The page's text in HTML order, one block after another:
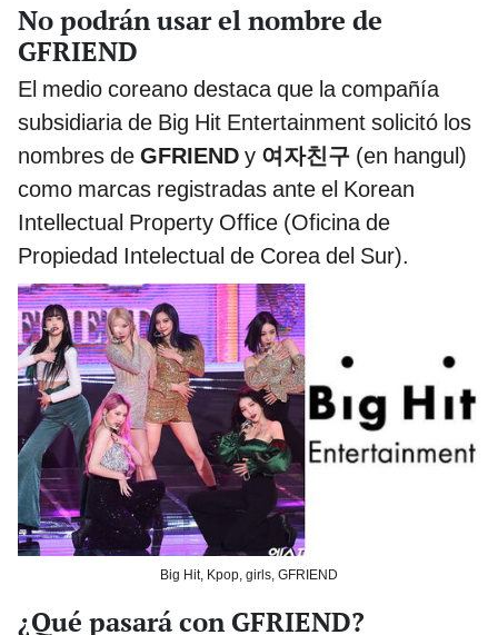
No podrán usar el nombre de
GFRIEND
El medio coreano destaca que la compañía
subsidiaria de Big Hit Entertainment solicitó los
nombres de GFRIEND y 여자친구 (en hangul)
como marcas registradas ante el Korean
Intellectual Property Office (Oficina de
Propiedad Intelectual de Corea del Sur).
Big Hit, Kpop, girls, GFRIEND
¿Qué pasará con GFRIEND?